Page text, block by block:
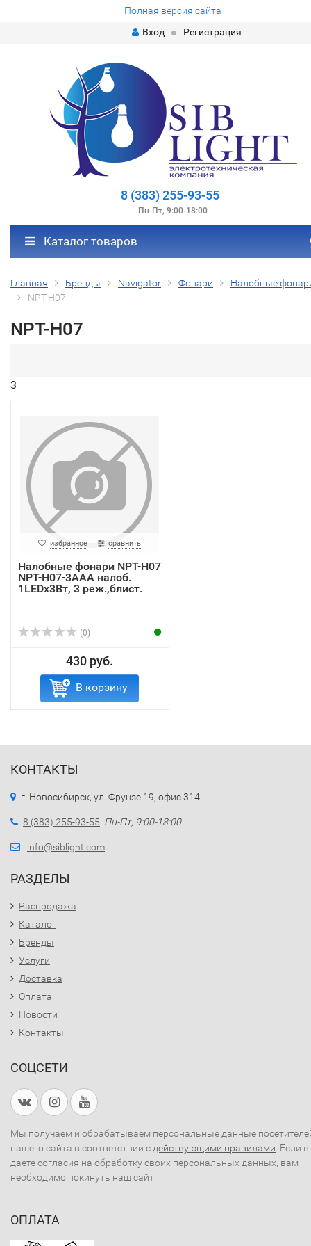
Полная версия сайта
Вход
Регистрация
8 (383) 255-93-55
Пн-Пт, 9:00-18:00
Каталог товаров
Главная Бренды Navigator Фонари
Налобные
NPT-H07
NPT-H07
3
избранное сравнить
Налобные фонари NPT-H07
NPT-H07-3AAA налоб.
1LEDx3Вт, 3 реж.,блист.
(0)
430 руб.
В корзину
КОНТАКТЫ
г. Новосибирск, ул. Фрунзе 19, офис 314
8 (383) 255-93-55 Пн-Пт, 9:00-18:00
info@siblight.com
РАЗДЕЛЫ
Распродажа
Каталог
Бренды
Услуги
Доставка
Оплата
Новости
Контакты
СОЦСЕТИ
Мы получаем и обрабатываем персональные данные
нашего сайта в соответствии с действующими правилами . Если
даете согласия на обработку своих персональных данных, вам
необходимо покинуть наш сайт.
ОПЛАТА